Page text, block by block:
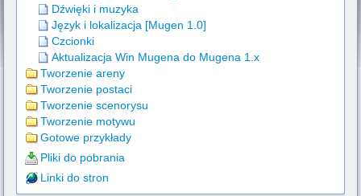
Dźwięki i muzyka
Język i lokalizacja [Mugen 1.0]
Czcionki
Aktualizacja Win Mugena do Mugena 1.x
Tworzenie areny
Tworzenie postaci
Tworzenie scenorysu
Tworzenie motywu
Gotowe przykłady
Pliki do pobrania
Linki do stron